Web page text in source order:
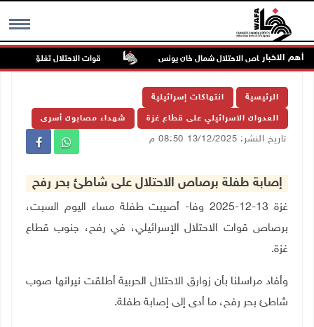
MENU أهم الاخبار قوات الاحتلال تغلق مداخل
الرئيسية انتهاكات إسرائيلية
العدوان الاسرائيلي على قطاع غزة شهداء مصابون أسرى
تاريخ النشر: 13/12/2025 08:50 م
إصابة طفلة برصاص الاحتلال على شاطئ بحر رفح
غزة 13-12-2025 وفا- أصيبت طفلة مساء اليوم السبت،
برصاص قوات الاحتلال الإسرائيلي، في رفح، جنوب قطاع
غزة.
وأفاد مراسلنا بأن زوارق الاحتلال الحربية أطلقت نيرانها صوب
شاطئ بحر رفح، ما أدى إلى إصابة طفلة.